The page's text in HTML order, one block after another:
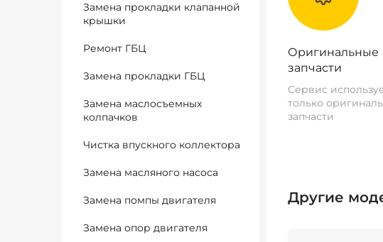
Замена прокладки клапанной
крышки
Ремонт ГБЦ
Замена прокладки ГБЦ
Замена маслосъемных
колпачков
Чистка впускного коллектора
Замена масляного насоса
Замена помпы двигателя
Замена опор двигателя
Оригинальные
запчасти
Сервис
только
запчасти
Другие